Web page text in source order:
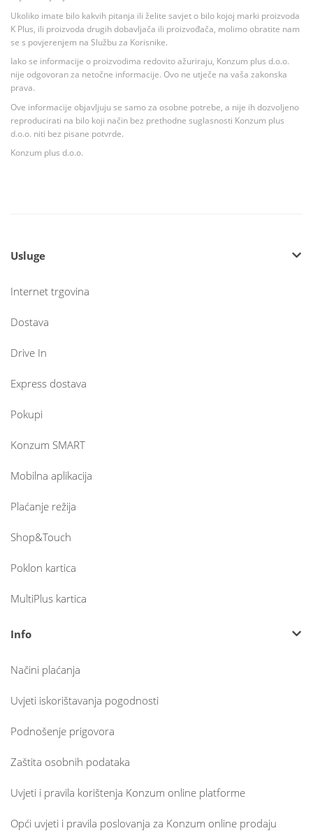
Ukoliko imate bilo kakvih pitanja ili želite savjet o bilo kojoj marki proizvoda
K Plus, ili proizvoda drugih dobavljača ili proizvođača, molimo obratite nam
se s povjerenjem na Službu za Korisnike.
Iako se informacije o proizvodima redovito ažuriraju, Konzum plus d.o.o.
nije odgovoran za netočne informacije. Ovo ne utječe na vaša zakonska
prava.
Ove informacije objavljuju se samo za osobne potrebe, a nije ih dozvoljeno
reproducirati na bilo koji način bez prethodne suglasnosti Konzum plus
d.o.o. niti bez pisane potvrde.
Konzum plus d.o.o.
Usluge
Internet trgovina
Dostava
Drive In
Express dostava
Pokupi
Konzum SMART
Mobilna aplikacija
Plaćanje režija
Shop&Touch
Poklon kartica
MultiPlus kartica
Info
Načini plaćanja
Uvjeti iskorištavanja pogodnosti
Podnošenje prigovora
Zaštita osobnih podataka
Uvjeti i pravila korištenja Konzum online platforme
Opći uvjeti i pravila poslovanja za Konzum online prodaju